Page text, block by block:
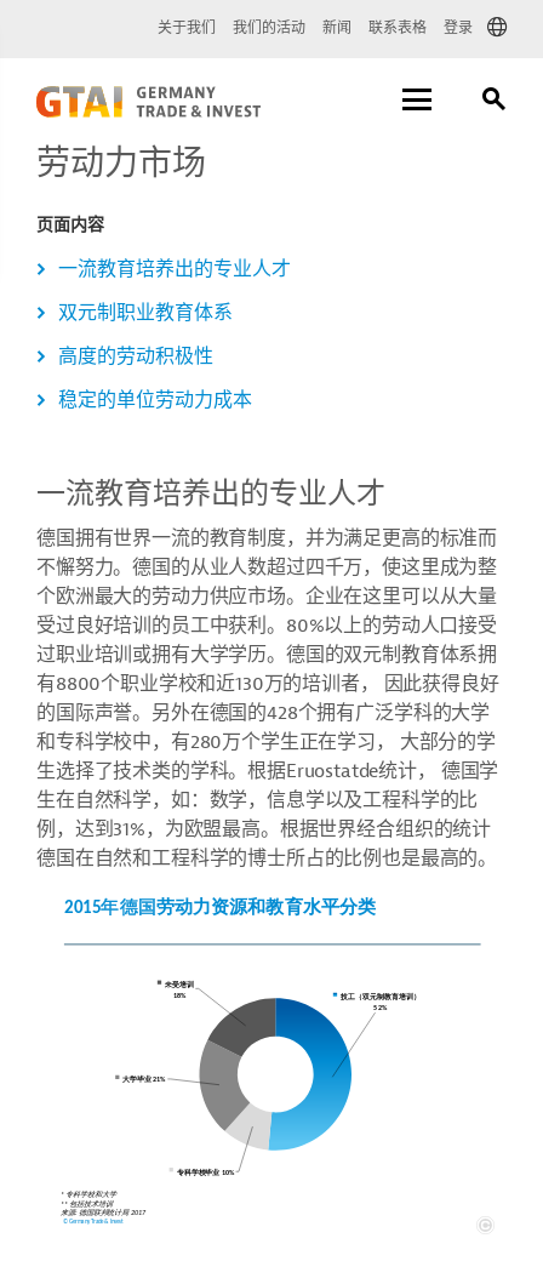
关于我们 我们的活动 新闻 联系表格 登录
劳动力市场
页面内容
一流教育培养出的专业人才
双元制职业教育体系
高度的劳动积极性
稳定的单位劳动力成本
一流教育培养出的专业人才
德国拥有世界一流的教育制度，并为满足更高的标准而
不懈努力。德国的从业人数超过四千万，使这里成为整
个欧洲最大的劳动力供应市场。企业在这里可以从大量
受过良好培训的员工中获利。 80%以上的劳动人口接受
过职业培训或拥有大学学历。德国的双元制教育体系拥
有8800个职业学校和近130万的培训者，
因此获得良好
的国际声誉。另外在德国的428个拥有广泛学科的大学
和专科学校中，有280万个学生正在学习，
大部分的学
生选择了技术类的学科。根据Eruostatde统计，
德国学
生在自然科学，如：数学，信息学以及工程科学的比
例，达到31% ，为欧盟最高。根据世界经合组织的统计
德国在自然和工程科学的博士所占的比例也是最高的。